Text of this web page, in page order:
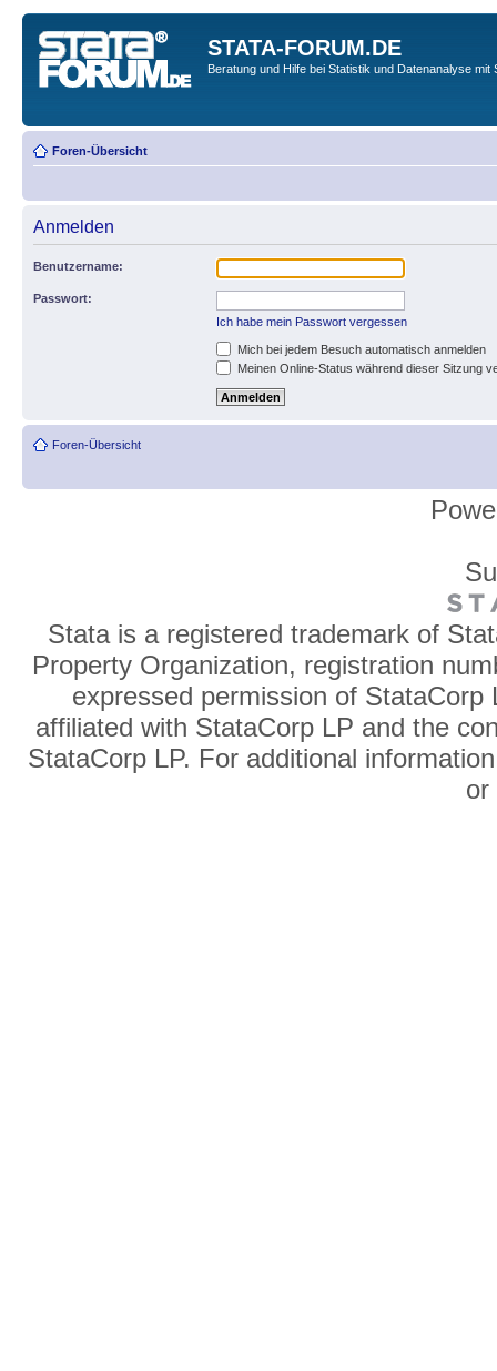
STATA-FORUM.DE
Beratung und Hilfe bei Statistik und Datenanalyse mit
Foren-Übersicht
Anmelden
Benutzername:
Passwort:
Ich habe mein Passwort vergessen
Mich bei jedem Besuch automatisch anmelden
Meinen Online-Status während dieser Sitzung
Foren-Übersicht
Stata is a registered trademark of
Property Organization, registration
expressed permission of
affiliated with StataCorp LP and the
StataCorp LP. For additional
or